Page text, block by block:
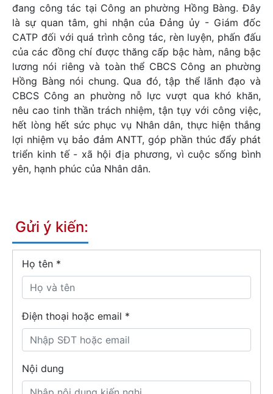
đang công tác tại Công an phường Hồng Bàng. Đây
là sự quan tâm, ghi nhận của Đảng ủy - Giám đốc
CATP đối với quá trình công tác, rèn luyện, phấn đấu
của các đồng chí được thăng cấp bậc hàm, nâng bậc
lương nói riêng và toàn thể CBCS Công an phường
Hồng Bàng nói chung. Qua đó, tập thể lãnh đạo và
CBCS Công an phường nỗ lực vượt qua khó khăn,
nêu cao tinh thần trách nhiệm, tận tụy với công việc,
hết lòng hết sức phục vụ Nhân dân, thực hiện thắng
lợi nhiệm vụ bảo đảm ANTT, góp phần thúc đẩy phát
triển kinh tế - xã hội địa phương, vì cuộc sống bình
yên, hạnh phúc của Nhân dân.
Gửi ý kiến:
Họ tên *
Điện thoại hoặc email *
Nội dung